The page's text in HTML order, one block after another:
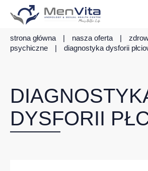
strona główna | nasza oferta |
psychiczne
| diagnostyka dysforii
DYSFORII